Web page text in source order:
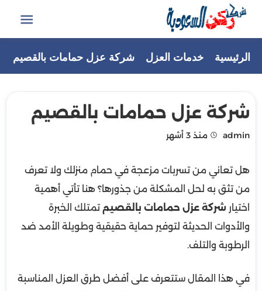
التجاوز
الرئيسية خدمات العزل شركة عزل حمامات بالقصيم
شركة عزل حمامات بالقصيم
admin منذ 3 أشهر
هل تعاني من تسربات مزعجة في حمام منزلك ولا تعرف
من تثق به لحل المشكلة من جذورها؟ هنا تأتي أهمية
اختيار شركة عزل حمامات بالقصيم تمتلك الخبرة
والأدوات الحديثة لتوفير حماية حقيقية وطويلة الأمد ضد
الرطوبة والتلف.
في هذا المقال ستتعرف على أفضل طرق العزل المناسبة